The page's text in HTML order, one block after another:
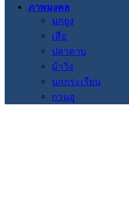
ภาพมงคล
นกยูง
เสือ
ปลาคาบ
ม้าวิ่ง
นกกระเรียน
กวนอู